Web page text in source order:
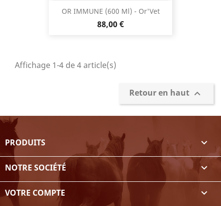
OR IMMUNE (600 Ml) - Or'Vet
Prix
88,00 €
Affichage 1-4 de 4 article(s)
Retour en haut 
PRODUITS 
NOTRE SOCIÉTÉ 
VOTRE COMPTE 